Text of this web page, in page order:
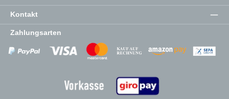
Kontakt
Zahlungsarten
Zahlungsanbieter Zahlungsanbieter
Zahlungsanbieter